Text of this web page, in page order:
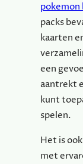
pokemon
packs
kaarten
een
aantrekt
kunt
spelen.
Het is
met